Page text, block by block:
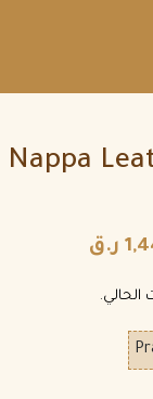
ر.ق
الحالي.